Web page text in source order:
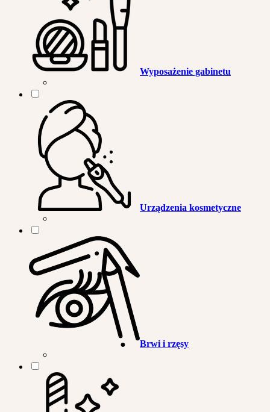
Wyposażenie gabinetu
Urządzenia kosmetyczne
Brwi i rzęsy